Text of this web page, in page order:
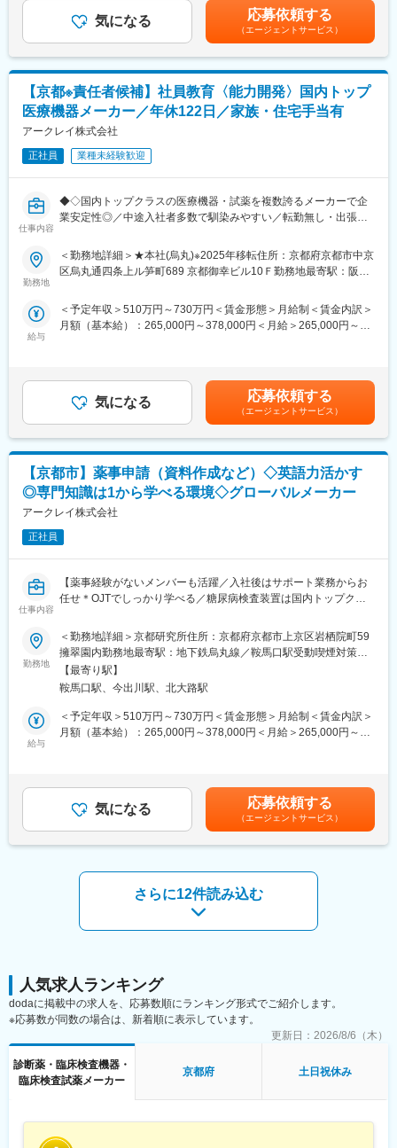
関係者と連携しながら、より良い運用や仕組みを形にしていくこ
とが期待されるポジションです。
複数ある業務領域をローテーションしながら、海外ビジネス全体
への理解を深めていただくことができます。
■組織について：
人数：10名体制（外国籍のメンバーも活躍中）
年齢層：若手からベテランまでバランスよく在籍しています
新卒、社内異動、中途入社の方など多様なキャリアのメンバーが
活躍しています。
す。
アークレイの海外事業拡大を支えるポジションとして、海外事業
を展開するグループ会社の担当者と連携し、販売代理店の営業活
動を支援しながら、各国市場での売上向上を多角的に推進してい
ただきます。
本ポジションでは、まずは国内勤務でスタートいただき、海外各
国の市場動向や販売状況を把握し、各拠点・代理店の販売活動を
円滑に進めるための後方支援を担当いただきます。
将来的には、担当エリアや事業状況、適性に応じて、海外出張や
海外勤務に挑戦いただく可能性もあります。
・海外各国の市場分析および販売支援施策の立案
・海外グループ会社と連携した販売活動の推進
・既存商品の仕様追加・改善に関する企画立案
・新規販売商品の上市サポート
オペレーション対応に留まらず、各国の市場特性や代理店の状況
を踏まえながら、より売上につながる販売支援の在り方を考え、
■魅力・やりがい：
◎世界各国の市場に関わり、グローバルビジネスの実務経験を積
むことが可能です。
◎市場分析～施策実行まで関与できるため、マーケティングと営
業両方のスキルが身につきます。
◎将来的には海外赴任など、国際的に活躍できるキャリアパスも
描けられます。
■組織について：
人数：10名体制（外国籍のメンバーも活躍中）
チームMTGや上長との1on1を実施し、連携を取りながら業務を進
めており、日常的に情報共有・相談ができる環境が整っていま
変更の範囲：会社の定める業務
の負担は御座います。実費負担となります。礼金が15万（単
身）、25万（家族帯同）、仲介手数料家賃1ヶ月分も会社負担と
なります。賃金はあくまでも目安の金額であり、選考を通じて上
下する可能性があります。月給(月額)は固定手当を含めた表記で
す。
気になる 応募依頼する
（エージェントサービス）
【京都※責任者候補】社員教育〈能力開発〉国内トップ
医療機器メーカー／年休122日／家族・住宅手当有
アークレイ株式会社
正社員 業種未経験歓迎
仕事内容
◆◇国内トップクラスの医療機器・試薬を複数誇るメーカーで企
業安定性◎／中途入社者多数で馴染みやすい／転勤無し・出張無
◆◇
■採用背景：
運営実務を担う方、および将来的に教育領域をリードいただける
方を募集します。
育を担う部門です。企業理念・フィロソフィーの浸透や文化形成
のための研修・施策、新入社員研修、国内社員向けのe-
Learning、キャリア採用者向けの導入研修などを企画・運営して
います。
単なる研修運営ではなく、当社の事業成長を支える教育体系・研
修プログラムの設計～実施～改善まで一貫して担うポジションで
す。ご経験に応じて、担当いただく領域やテーマの幅を広げ、教
育施策の中核メンバーとしてご活躍いただくことを期待していま
・新入社員研修の企画、運営、改善
・企業理念・フィロソフィーの浸透／文化形成に関する教育施策
・集合研修、e-learning等を活用した研修プログラムの設計・運営
・階層別研修、管理職候補者向け研修の企画立案・実施
・海外赴任候補者研修の企画、運営（再開を予定）
・受講者、現場部門へのヒアリングを通じた教育課題の抽出
・教育制度全体の見直し、運用改善、効果検証
・グループ各社に共通する教育施策の展開・推進
・ご経験に応じたチーム運営、後進育成、マネジメント補佐
う変えるか」を考え実行できる点が大きな魅力です。
研修単体ではなく、
といったテーマに関われるため、人材開発の中核領域に携わりな
がら、戦略人事としてのキャリアを築ける環境です。
現在5名体制です。
変更の範囲：会社の定める業務
勤務地
＜勤務地詳細＞★本社(烏丸)※2025年移転住所：京都府京都市中京
区烏丸通四条上ル笋町689 京都御幸ビル10Ｆ勤務地最寄駅：阪急
定める事業所
給与
＜予定年収＞510万円～730万円＜賃金形態＞月給制＜賃金内訳＞
月額（基本給）：265,000円～378,000円＜月給＞265,000円～
の負担は御座います。実費負担となります。礼金が15万（単
身）、25万（家族帯同）、仲介手数料家賃1ヶ月分も会社負担と
なります。賃金はあくまでも目安の金額であり、選考を通じて上
下する可能性があります。月給(月額)は固定手当を含めた表記で
す。
気になる 応募依頼する
（エージェントサービス）
【京都市】薬事申請（資料作成など）◇英語力活かす
◎専門知識は1から学べる環境◇グローバルメーカー
アークレイ株式会社
正社員
仕事内容
【薬事経験がないメンバーも活躍／入社後はサポート業務からお
任せ＊OJTでしっかり学べる／糖尿病検査装置は国内トップクラ
■職務内容：
本ポジションでは、世界120か国以上に展開している自社医療機
器及び体外診断用医薬品販売における、国内外への薬事申請業務
を担っていただきます。
＜具体的な業務内容＞
・販売先各国（米国、欧州、中国、日本を含む全世界）の法規制
・海外拠点薬事メンバー・開発メンバーと協力しながら、販売許
可取得の為の戦略・戦術の策定
・許可申請における関連資料の作成（開発資料を読み込み、英語
※各国の法的要求もクリアする必要があるため、日々の業務で幅広
い知識の習得や英語を使用した業務が発生します。
【入社後にお任せする業務】
これまでに実際に申請をしてきた製品の資料をもとに、新たな製
※多岐にわたる分野について学んでいただく必要がありますが、ご
経験のない方でも１からサポートし、専門的なスキルを身につけ
ることができる環境が整っています。
＜薬事申請とは＞
新しい医薬品や医療機器を市場に出す際に、国の規制当局に対し
て、公的文書を作成・申請する作業であり、欠かせない作業で
■魅力ポイント：
・自社で作られた製品は全て、薬事チームが申請した国でしか売
勤務地
＜勤務地詳細＞京都研究所住所：京都府京都市上京区岩栖院町59
擁翠園内勤務地最寄駅：地下鉄烏丸線／鞍馬口駅受動喫煙対策：
屋内全面禁煙変更の範囲：会社の定める事業所
【最寄り駅】
鞍馬口駅、今出川駅、北大路駅
給与
＜予定年収＞510万円～730万円＜賃金形態＞月給制＜賃金内訳＞
月額（基本給）：265,000円～378,000円＜月給＞265,000円～
の負担は御座います。実費負担となります。礼金が15万（単
身）、25万（家族帯同）、仲介手数料家賃1ヶ月分も会社負担と
なります。賃金はあくまでも目安の金額であり、選考を通じて上
下する可能性があります。月給(月額)は固定手当を含めた表記で
気になる 応募依頼する
（エージェントサービス）
さらに12件読み込む
人気求人ランキング
dodaに掲載中の求人を、応募数順にランキング形式でご紹介します。
※応募数が同数の場合は、新着順に表示しています。
更新日： 2026/8/6（木）
診断薬・臨床検査機器・
臨床検査試薬メーカー
京都府 土日祝休み